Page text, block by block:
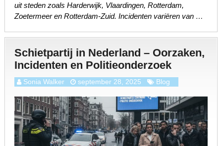
uit steden zoals Harderwijk, Vlaardingen, Rotterdam,
Zoetermeer en Rotterdam-Zuid. Incidenten variëren van …
Schietpartij in Nederland – Oorzaken,
Incidenten en Politieonderzoek
Sonia Walker september 28, 2025 Blog